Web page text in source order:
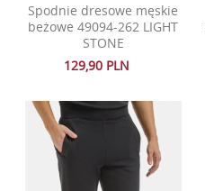
Spodnie dresowe męskie
beżowe 49094-262 LIGHT
STONE
129,90 PLN